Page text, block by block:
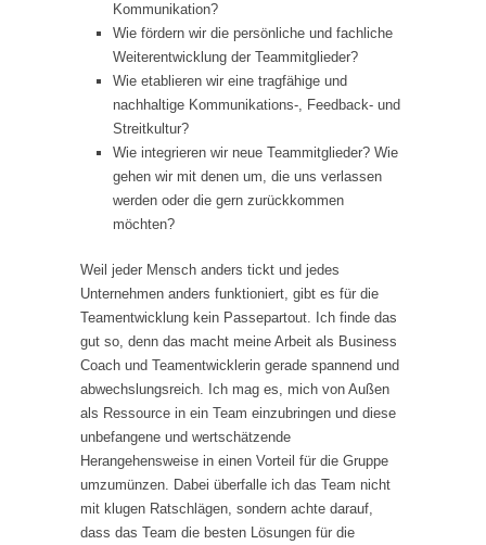
Kommunikation?
Wie fördern wir die persönliche und fachliche
Weiterentwicklung der Teammitglieder?
Wie etablieren wir eine tragfähige und
nachhaltige Kommunikations-, Feedback- und
Streitkultur?
Wie integrieren wir neue Teammitglieder? Wie
gehen wir mit denen um, die uns verlassen
werden oder die gern zurückkommen
möchten?
Weil jeder Mensch anders tickt und jedes
Unternehmen anders funktioniert, gibt es für die
Teamentwicklung kein Passepartout. Ich finde das
gut so, denn das macht meine Arbeit als Business
Coach und Teamentwicklerin gerade spannend und
abwechslungsreich. Ich mag es, mich von Außen
als Ressource in ein Team einzubringen und diese
unbefangene und wertschätzende
Herangehensweise in einen Vorteil für die Gruppe
umzumünzen. Dabei überfalle ich das Team nicht
mit klugen Ratschlägen, sondern achte darauf,
dass das Team die besten Lösungen für die